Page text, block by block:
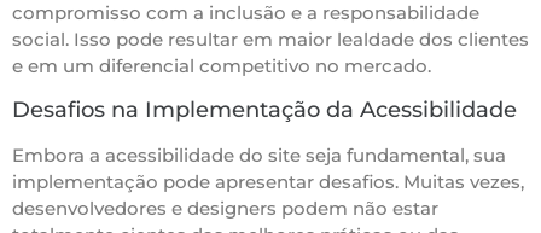
compromisso com a inclusão e a responsabilidade
social. Isso pode resultar em maior lealdade dos clientes
e em um diferencial competitivo no mercado.
Desafios na Implementação da Acessibilidade
Embora a acessibilidade do site seja fundamental, sua
implementação pode apresentar desafios. Muitas vezes,
desenvolvedores e designers podem não estar